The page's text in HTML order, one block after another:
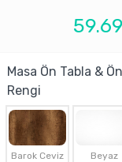
Masa Ön Tabla &
Rengi
Barok Ceviz Beyaz